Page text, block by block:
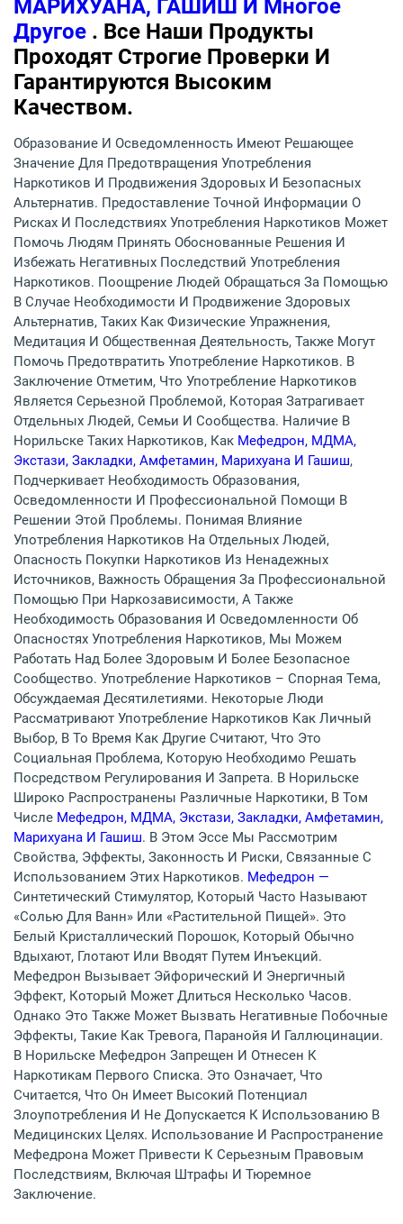
МАРИХУАНА, ГАШИШ И Многое
Другое . Все Наши Продукты
Проходят Строгие Проверки И
Гарантируются Высоким
Качеством.
Образование И Осведомленность Имеют Решающее
Значение Для Предотвращения Употребления
Наркотиков И Продвижения Здоровых И Безопасных
Альтернатив. Предоставление Точной Информации О
Рисках И Последствиях Употребления Наркотиков Может
Помочь Людям Принять Обоснованные Решения И
Избежать Негативных Последствий Употребления
Наркотиков. Поощрение Людей Обращаться За Помощью
В Случае Необходимости И Продвижение Здоровых
Альтернатив, Таких Как Физические Упражнения,
Медитация И Общественная Деятельность, Также Могут
Помочь Предотвратить Употребление Наркотиков. В
Заключение Отметим, Что Употребление Наркотиков
Является Серьезной Проблемой, Которая Затрагивает
Отдельных Людей, Семьи И Сообщества. Наличие В
Норильске Таких Наркотиков, Как Мефедрон, МДМА,
Экстази, Закладки, Амфетамин, Марихуана И Гашиш,
Подчеркивает Необходимость Образования,
Осведомленности И Профессиональной Помощи В
Решении Этой Проблемы. Понимая Влияние
Употребления Наркотиков На Отдельных Людей,
Опасность Покупки Наркотиков Из Ненадежных
Источников, Важность Обращения За Профессиональной
Помощью При Наркозависимости, А Также
Необходимость Образования И Осведомленности Об
Опасностях Употребления Наркотиков, Мы Можем
Работать Над Более Здоровым И Более Безопасное
Сообщество. Употребление Наркотиков – Спорная Тема,
Обсуждаемая Десятилетиями. Некоторые Люди
Рассматривают Употребление Наркотиков Как Личный
Выбор, В То Время Как Другие Считают, Что Это
Социальная Проблема, Которую Необходимо Решать
Посредством Регулирования И Запрета. В Норильске
Широко Распространены Различные Наркотики, В Том
Числе Мефедрон, МДМА, Экстази, Закладки, Амфетамин,
Марихуана И Гашиш. В Этом Эссе Мы Рассмотрим
Свойства, Эффекты, Законность И Риски, Связанные С
Использованием Этих Наркотиков. Мефедрон —
Синтетический Стимулятор, Который Часто Называют
«солью Для Ванн» Или «растительной Пищей». Это
Белый Кристаллический Порошок, Который Обычно
Вдыхают, Глотают Или Вводят Путем Инъекций.
Мефедрон Вызывает Эйфорический И Энергичный
Эффект, Который Может Длиться Несколько Часов.
Однако Это Также Может Вызвать Негативные Побочные
Эффекты, Такие Как Тревога, Паранойя И Галлюцинации.
В Норильске Мефедрон Запрещен И Отнесен К
Наркотикам Первого Списка. Это Означает, Что
Считается, Что Он Имеет Высокий Потенциал
Злоупотребления И Не Допускается К Использованию В
Медицинских Целях. Использование И Распространение
Мефедрона Может Привести К Серьезным Правовым
Последствиям, Включая Штрафы И Тюремное
Заключение.